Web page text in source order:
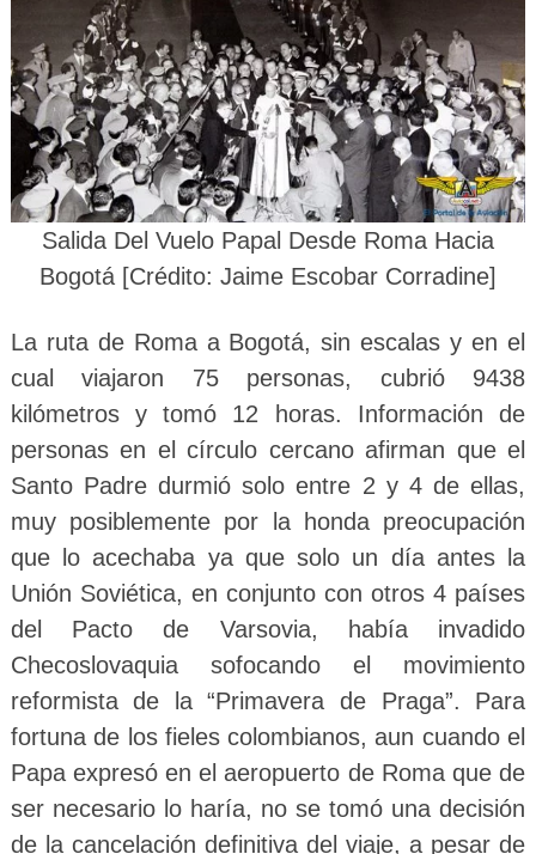
Salida Del Vuelo Papal Desde Roma Hacia
Bogotá [Crédito: Jaime Escobar Corradine]
La ruta de Roma a Bogotá, sin escalas y en el
cual viajaron 75 personas, cubrió 9438
kilómetros y tomó 12 horas. Información de
personas en el círculo cercano afirman que el
Santo Padre durmió solo entre 2 y 4 de ellas,
muy posiblemente por la honda preocupación
que lo acechaba ya que solo un día antes la
Unión Soviética, en conjunto con otros 4 países
del Pacto de Varsovia, había invadido
Checoslovaquia sofocando el movimiento
reformista de la “Primavera de Praga”. Para
fortuna de los fieles colombianos, aun cuando el
Papa expresó en el aeropuerto de Roma que de
ser necesario lo haría, no se tomó una decisión
de la cancelación definitiva del viaje, a pesar de